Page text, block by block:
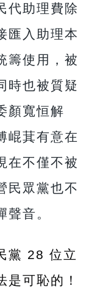
代助理費除
匯入助理本
籌使用，被
時也被質疑
顏寬恒解
崐萁有意在
在不僅不被
民眾黨也不
音。
黨 28 位立
可恥的！